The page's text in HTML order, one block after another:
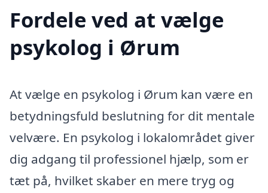
Fordele ved at vælge
psykolog i Ørum
At vælge en psykolog i Ørum kan være en
betydningsfuld beslutning for dit mentale
velvære. En psykolog i lokalområdet giver
dig adgang til professionel hjælp, som er
tæt på, hvilket skaber en mere tryg og